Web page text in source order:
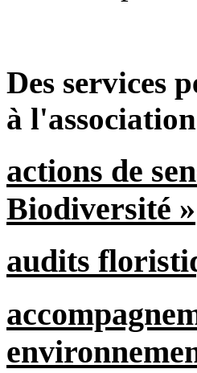
Des services
à
actions de
Biodiversité »
audits